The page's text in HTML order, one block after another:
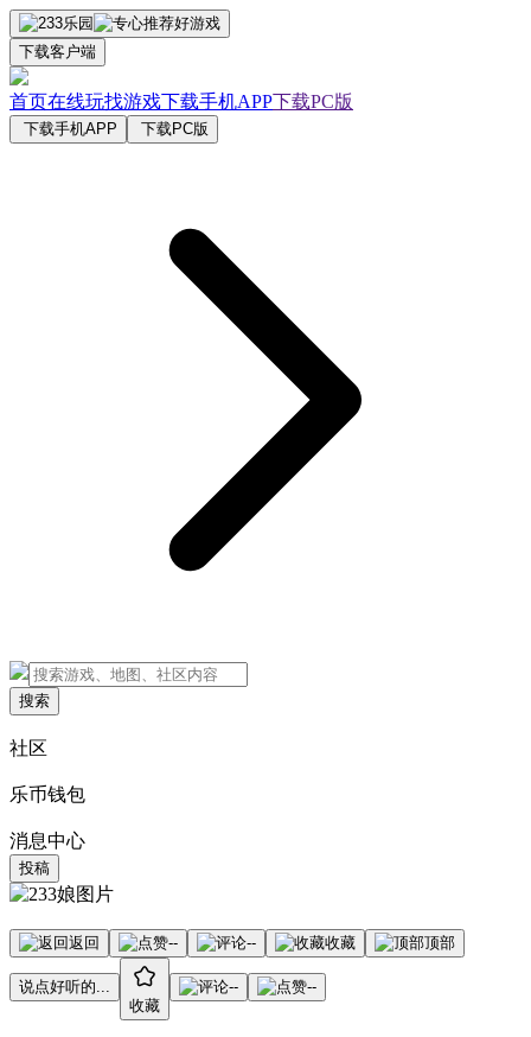
下载客户端
首页在线玩找游戏下载手机APP下载PC版
下载手机APP 下载PC版
搜索
社区
乐币钱包
消息中心
投稿
返回 -- -- 收藏 顶部
说点好听的...
收藏
-- --